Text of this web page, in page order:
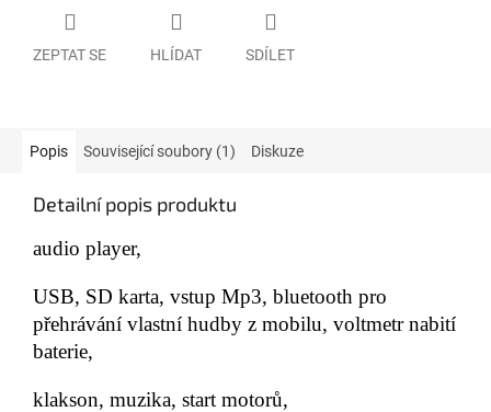
ZEPTAT SE HLÍDAT SDÍLET
Popis Související soubory (1) Diskuze
Detailní popis produktu
audio player,
USB, SD karta, vstup Mp3, bluetooth pro
přehrávání vlastní hudby z mobilu, voltmetr nabití
baterie,
klakson, muzika, start motorů,